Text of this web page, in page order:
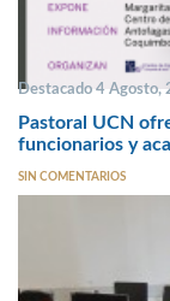
Destacado 4 Agosto,
Pastoral UCN
funcionarios y
SIN COMENTARIOS